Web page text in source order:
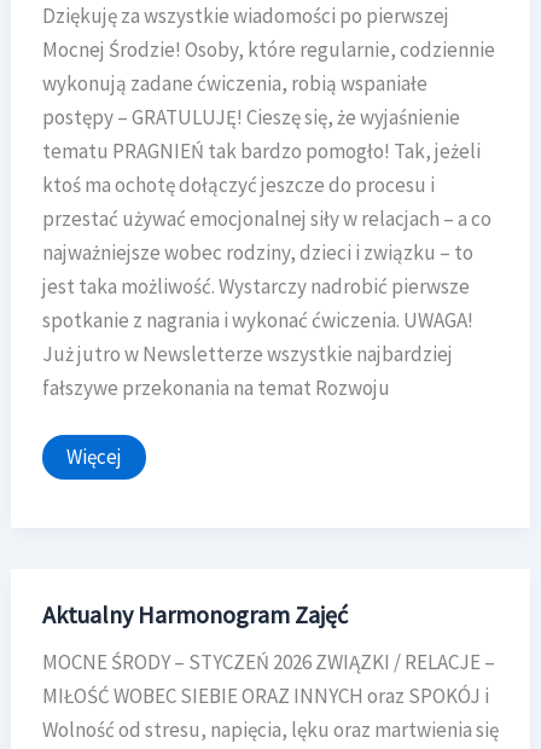
Dziękuję za wszystkie wiadomości po pierwszej
Mocnej Środzie! Osoby, które regularnie, codziennie
wykonują zadane ćwiczenia, robią wspaniałe
postępy – GRATULUJĘ! Cieszę się, że wyjaśnienie
tematu PRAGNIEŃ tak bardzo pomogło! Tak, jeżeli
ktoś ma ochotę dołączyć jeszcze do procesu i
przestać używać emocjonalnej siły w relacjach – a co
najważniejsze wobec rodziny, dzieci i związku – to
jest taka możliwość. Wystarczy nadrobić pierwsze
spotkanie z nagrania i wykonać ćwiczenia. UWAGA!
Już jutro w Newsletterze wszystkie najbardziej
fałszywe przekonania na temat Rozwoju
Dziękuję
za
Więcej
Aktualny Harmonogram Zajęć
MOCNE ŚRODY – STYCZEŃ 2026 ZWIĄZKI / RELACJE –
MIŁOŚĆ WOBEC SIEBIE ORAZ INNYCH oraz SPOKÓJ i
Wolność od stresu, napięcia, lęku oraz martwienia się